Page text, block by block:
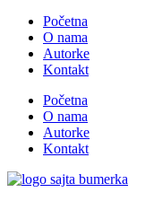
Početna
O nama
Autorke
Kontakt
Početna
O nama
Autorke
Kontakt